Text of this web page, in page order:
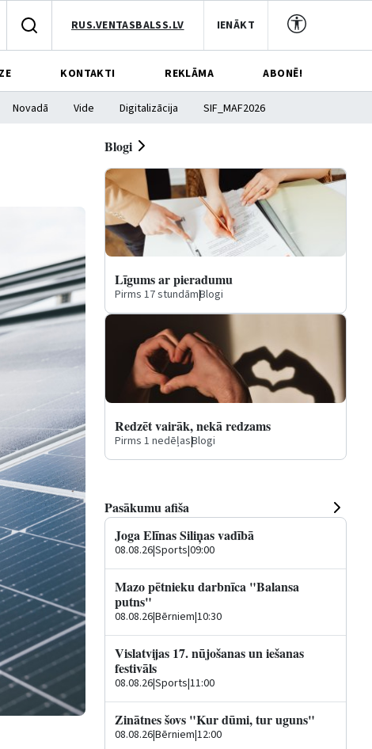
RUS.VENTASBALSS.LV IENĀKT
KONTAKTI REKLĀMA ABONĒ!
Novadā Vide Digitalizācija SIF_MAF2026
Blogi
Līgums ar pieradumu
Pirms 17 stundām|Blogi
Redzēt vairāk, nekā redzams
Pirms 1 nedēļas|Blogi
Pasākumu afiša
Joga Elīnas Siliņas vadībā
08.08.26|Sports|09:00
Mazo pētnieku darbnīca "Balansa
putns"
08.08.26|Bērniem|10:30
Vislatvijas 17. nūjošanas un iešanas
festivāls
08.08.26|Sports|11:00
Zinātnes šovs "Kur dūmi, tur uguns"
08.08.26|Bērniem|12:00